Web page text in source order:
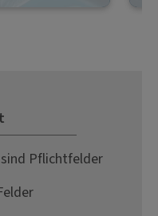
Pflichtfelder